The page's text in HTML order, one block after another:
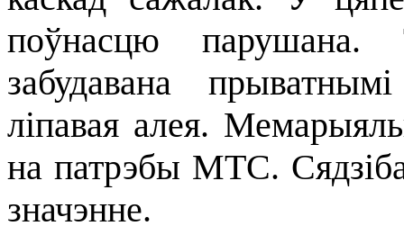
поўнасцю парушана.
забудавана
ліпавая алея.
на патрэбы МТС.
значэнне.